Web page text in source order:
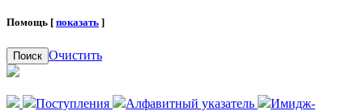
Помощь [ показать ]
Поиск Очистить
Поступления Алфавитный указатель
Имидж-